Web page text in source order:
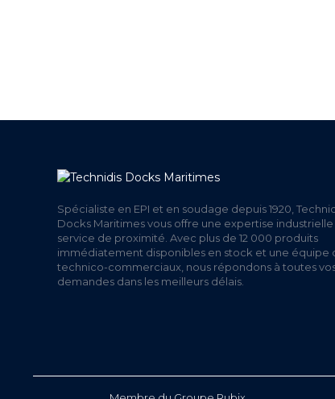
Spécialiste en EPI et en soudage depuis 1920,
Docks Maritimes vous offre une expertise industrielle
service de proximité. Avec plus de 12 000 produits
immédiatement disponibles en stock et une équipe
technico-commerciaux, nous répondons à toutes
demandes dans les meilleurs délais.